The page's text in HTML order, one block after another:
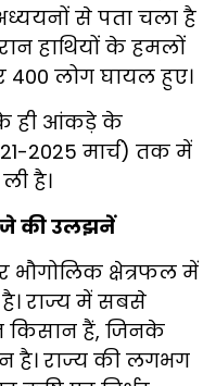
से पता चला है
हाथियों के हमलों
400 लोग घायल हुए।
के ही आंकड़े के
2025 मार्च) तक में
है।
की उलझनें
क्षेत्रफल में
राज्य में सबसे
किसान हैं, जिनके
है। राज्य की लगभग